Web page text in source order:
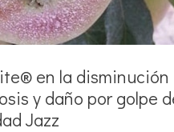
en la disminución
y daño por golpe
Jazz